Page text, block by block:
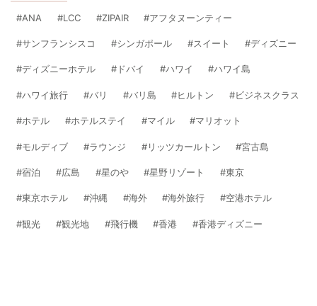
ANA LCC ZIPAIR アフタヌーンティー
サンフランシスコ シンガポール スイート ディズニー
ディズニーホテル ドバイ ハワイ ハワイ島
ハワイ旅行 バリ バリ島 ヒルトン ビジネスクラス
ホテル ホテルステイ マイル マリオット
モルディブ ラウンジ リッツカールトン 宮古島
宿泊 広島 星のや 星野リゾート 東京
東京ホテル 沖縄 海外 海外旅行 空港ホテル
観光 観光地 飛行機 香港 香港ディズニー